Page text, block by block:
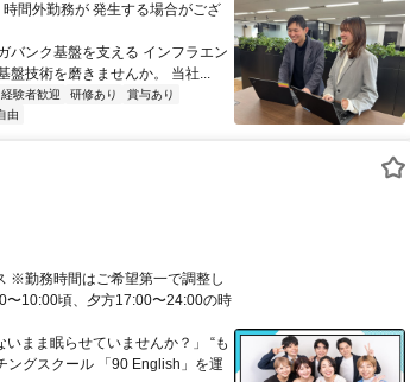
間外勤務が 発生する場合がござ
バンク基盤を支える インフラエン
盤技術を磨きませんか。 当社...
経験者歓迎 研修あり
賞与あり
由
※勤務時間はご希望第一で調整し
〜10:00頃、夕方17:00〜24:00の時
まま眠らせていませんか？」 “も
ングスクール 「90 English」を運